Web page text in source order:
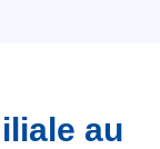
au